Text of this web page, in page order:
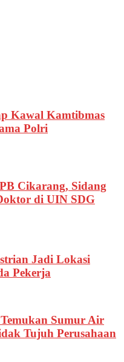
Kawal Kamtibmas
Polri
Cikarang, Sidang
di UIN SDG
Jadi Lokasi
Pekerja
Sumur Air
Tujuh Perusahaan